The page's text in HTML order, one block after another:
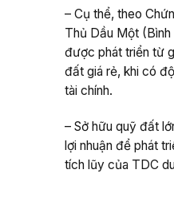
– Cụ thể, theo
Thủ Dầu Một
được phát triển từ
đất giá rẻ, khi có
tài chính.
– Sở hữu quỹ đất
lợi nhuận để phát
tích lũy của TDC